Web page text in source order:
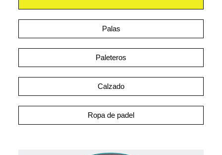
Palas
Paleteros
Calzado
Ropa de padel